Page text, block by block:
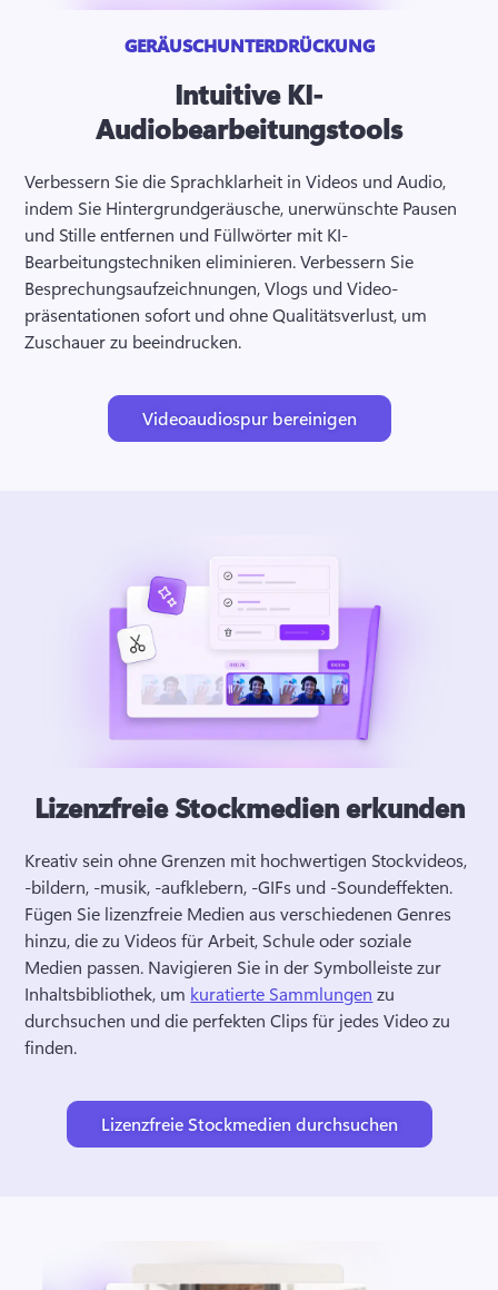
GERÄUSCHUNTERDRÜCKUNG
Intuitive KI-
Audiobearbeitungstools
Verbessern Sie die Sprachklarheit in Videos und Audio,
indem Sie Hintergrundgeräusche, unerwünschte Pausen
und Stille entfernen und Füllwörter mit KI-
Bearbeitungstechniken eliminieren. Verbessern Sie
Besprechungsaufzeichnungen, Vlogs und Video­
präsentationen sofort und ohne Qualitätsverlust, um
Zuschauer zu beeindrucken.
Videoaudiospur bereinigen
Lizenzfreie Stockmedien erkunden
Kreativ sein ohne Grenzen mit hochwertigen Stockvideos,
Fügen Sie lizenzfreie Medien aus verschiedenen Genres
hinzu, die zu Videos für Arbeit, Schule oder soziale
Medien passen. Navigieren Sie in der Symbolleiste zur
Inhaltsbibliothek, um kuratierte Sammlungen zu
durchsuchen und die perfekten Clips für jedes Video zu
finden.
Lizenzfreie Stockmedien durchsuchen